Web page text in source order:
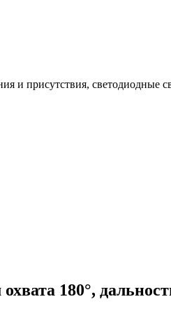
и присутствия, светодиодные
180°,